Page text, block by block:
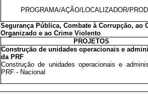
PROGRAMA/AÇÃO/LOCALIZADOR/
Segurança Pública, Combate à Corrupção, ao
Organizado e ao Crime Violento
PROJETOS
Construção de unidades operacionais e
da PRF
Construção de unidades operacionais e
PRF - Nacional